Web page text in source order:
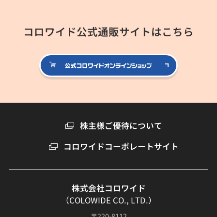
コロワイド公式通販サイトはこちら
公式コロ
株主様ご優待について
コロワイドコーポレートサイト
株式会社コロワイド
（COLOWIDE CO., LTD.）